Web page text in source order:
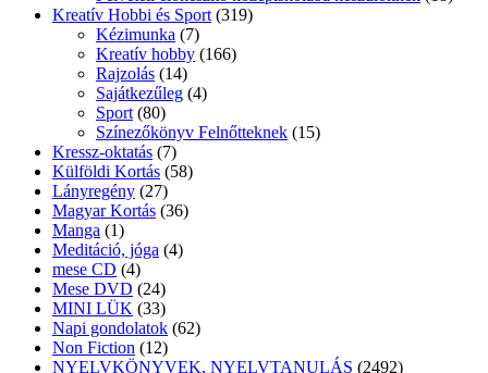
Kreatív Hobbi és Sport (319)
Kézimunka (7)
Kreatív hobby (166)
Rajzolás (14)
Sajátkezűleg (4)
Sport (80)
Színezőkönyv Felnőtteknek (15)
Kressz-oktatás (7)
Külföldi Kortás (58)
Lányregény (27)
Magyar Kortás (36)
Manga (1)
Meditáció, jóga (4)
mese CD (4)
Mese DVD (24)
MINI LÜK (33)
Napi gondolatok (62)
Non Fiction (12)
NYELVKÖNYVEK, NYELVTANULÁS (2492)